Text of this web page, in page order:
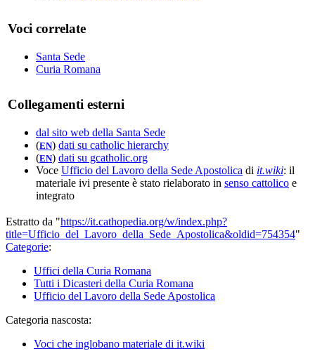
Voci correlate
Santa Sede
Curia Romana
Collegamenti esterni
dal sito web della Santa Sede
(EN) dati su catholic hierarchy
(EN) dati su gcatholic.org
Voce Ufficio del Lavoro della Sede Apostolica di it.wiki: il
materiale ivi presente è stato rielaborato in senso cattolico e
integrato
Estratto da "https://it.cathopedia.org/w/index.php?
title=Ufficio_del_Lavoro_della_Sede_Apostolica&oldid=754354"
Categorie:
Uffici della Curia Romana
Tutti i Dicasteri della Curia Romana
Ufficio del Lavoro della Sede Apostolica
Categoria nascosta:
Voci che inglobano materiale di it.wiki